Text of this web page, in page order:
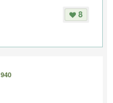
8
940